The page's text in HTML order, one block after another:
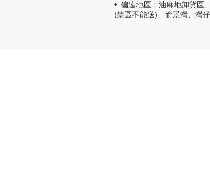
• 偏遠地區：油麻地卸貨區
(禁區不能送)、愉景灣、灣